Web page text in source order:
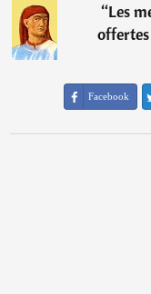
“Les
Facebook